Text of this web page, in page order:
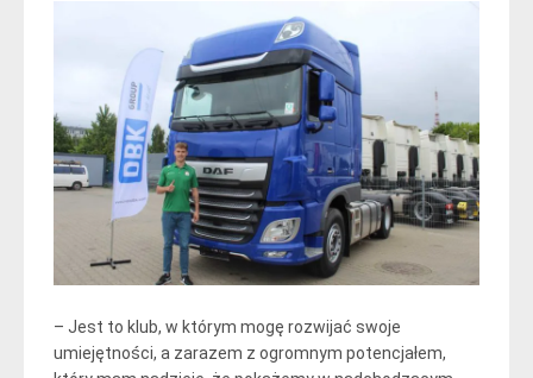
– Jest to klub, w którym mogę rozwijać swoje
umiejętności, a zarazem z ogromnym potencjałem,